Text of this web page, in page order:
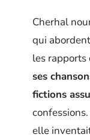
Cherhal
qui
les rapports
ses
fictions
elle